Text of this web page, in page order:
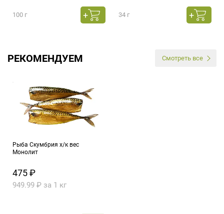
100 г 34 г
РЕКОМЕНДУЕМ Смотреть все
Рыба Скумбрия х/к вес
Монолит
475 ₽
949.99 ₽ за 1 кг